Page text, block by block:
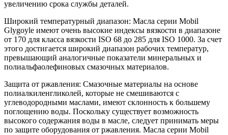
увеличению срока службы деталей.
Широкий температурный диапазон: Масла серии Mobil
Glygoyle имеют очень высокие индексы вязкости в диапазоне
от 170 для класса вязкости ISO 68 до 285 для ISO 1000. За счет
этого достигается широкий диапазон рабочих температур,
превышающий аналогичные показатели минеральных и
полиальфаолефиновых смазочных материалов.
Защита от ржавления: Смазочные материалы на основе
полиалкиленгликолей, которые не смешиваются с
углеводородными маслами, имеют склонность к большему
поглощению воды. Поскольку существует возможность
высокого содержания воды в масле, следует принимать меры
по защите оборудования от ржавления. Масла серии Mobil